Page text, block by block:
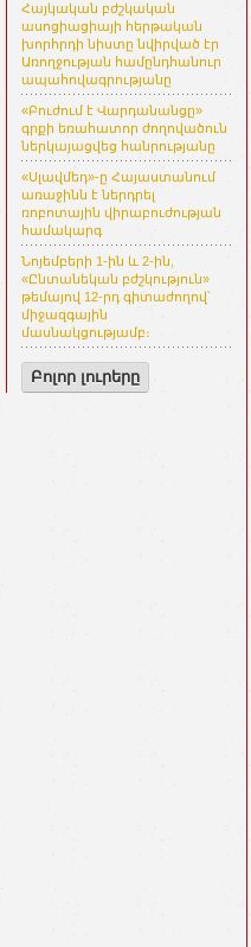
Հայկական բժշկական
ասոցիացիայի հերթական
խորհրդի նիստը նվիրված էր
Առողջության համընդհանուր
ապահովագրությանը
«Բուժում է Վարդանանցը»
գրքի եռահատոր ժողովածուն
ներկայացվեց հանրությանը
«Սլավմեդ»-ը Հայաստանում
առաջինն է ներդրել
ռոբոտային վիրաբուժության
համակարգ
Նոյեմբերի 1-ին և 2-ին,
«Ընտանեկան բժշկություն»
թեմայով 12-րդ գիտաժողով՝
միջազգային
մասնակցությամբ։
Բոլոր լուրերը